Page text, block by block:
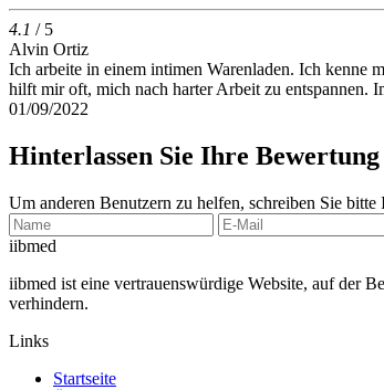
4.1 / 5
Alvin Ortiz
Ich arbeite in einem intimen Warenladen. Ich kenne
hilft mir oft, mich nach harter Arbeit zu entspannen.
01/09/2022
Hinterlassen Sie Ihre Bewertung
Um anderen Benutzern zu helfen, schreiben Sie
iibmed
iibmed ist eine vertrauenswürdige Website, auf der
verhindern.
Links
Startseite